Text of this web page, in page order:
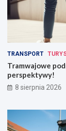
TRANSPORT
Tramwajowe
perspektywy!
8 sierpnia 2026